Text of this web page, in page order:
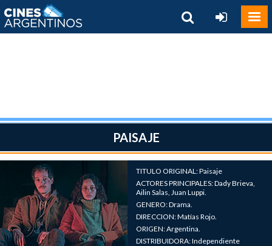
PAISAJE
TITULO ORIGINAL: Paisaje
ACTORES PRINCIPALES: Dady Brieva,
Ailin Salas, Juan Luppi.
GENERO: Drama.
DIRECCION: Matías Rojo.
ORIGEN: Argentina.
DISTRIBUIDORA: Independiente